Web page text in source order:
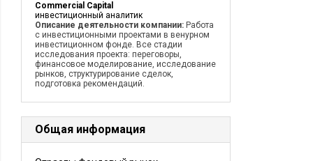
Commercial Capital
инвестиционный аналитик
Описание деятельности компании: Работа
с инвестиционными проектами в венурном
инвестиционном фонде. Все стадии
исследования проекта: переговоры,
финансовое моделирование, исследование
рынков, структурирование сделок,
подготовка рекомендаций.
Общая информация